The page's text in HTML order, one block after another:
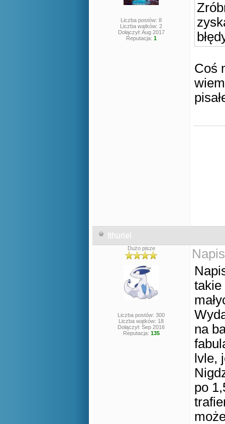
Liczba postów: 8
Liczba wątków: 2
Dołączył: Aug 2017
Reputacja: 1
Coś
Ithuriel
Dużo pisze
Liczba postów: 300
Liczba wątków: 18
Dołączył: Sep 2016
Reputacja: 135
takie
na
lvle,
po